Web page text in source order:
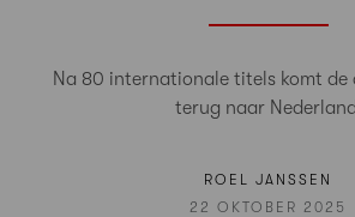
Na 80 internationale titels komt de
terug naar
ROEL JANSSEN
22 OKTOBER 2025